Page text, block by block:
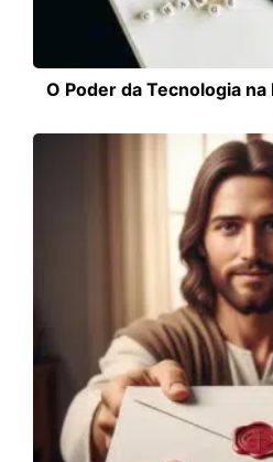
O Poder da Tecnologia na